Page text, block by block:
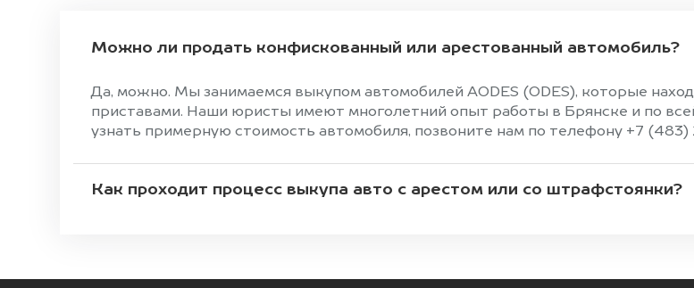
Можно ли продать конфискованный или арестованный автомобиль?
Да, можно. Мы занимаемся выкупом автомобилей AODES (ODES), которые
приставами. Наши юристы имеют многолетний опыт работы в Брянске и по
узнать примерную стоимость автомобиля, позвоните нам по телефону +7 (483)
Как проходит процесс выкупа авто с арестом или со штрафстоянки?